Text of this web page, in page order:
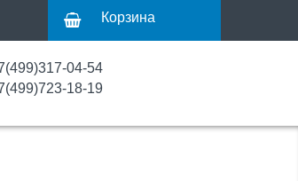
Корзина
04-54
18-19